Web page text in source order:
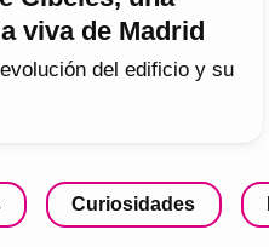
viva de Madrid
del edificio y su
Curiosidades